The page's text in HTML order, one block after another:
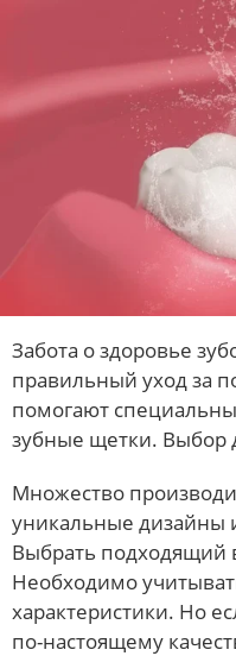
Забота о здоровье
правильный уход за
помогают
зубные щетки. Выбор
Множество
уникальные дизайны
Выбрать подходящий
Необходимо
характеристики. Но
по-настоящему